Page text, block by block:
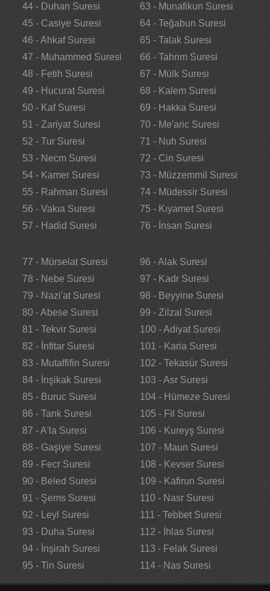
44 - Duhan Suresi
45 - Casiye Suresi
46 - Ahkaf Suresi
47 - Muhammed Suresi
48 - Fetih Suresi
49 - Hucurat Suresi
50 - Kaf Suresi
51 - Zariyat Suresi
52 - Tur Suresi
53 - Necm Suresi
54 - Kamer Suresi
55 - Rahman Suresi
56 - Vakıa Suresi
57 - Hadid Suresi
63 - Munafikun Suresi
64 - Teğabun Suresi
65 - Talak Suresi
66 - Tahrim Suresi
67 - Mülk Suresi
68 - Kalem Suresi
69 - Hakka Suresi
70 - Me'aric Suresi
71 - Nuh Suresi
72 - Cin Suresi
73 - Müzzemmil Suresi
74 - Müdessir Suresi
75 - Kıyamet Suresi
76 - İnsan Suresi
77 - Mürselat Suresi
78 - Nebe Suresi
79 - Nazi'at Suresi
80 - Abese Suresi
81 - Tekvir Suresi
82 - İnfitar Suresi
83 - Mutaffifin Suresi
84 - İnşikak Suresi
85 - Buruc Suresi
86 - Tarık Suresi
87 - A'la Suresi
88 - Gaşiye Suresi
89 - Fecr Suresi
90 - Beled Suresi
91 - Şems Suresi
92 - Leyl Suresi
93 - Duha Suresi
94 - İnşirah Suresi
95 - Tin Suresi
96 - Alak Suresi
97 - Kadr Suresi
98 - Beyyine Suresi
99 - Zilzal Suresi
100 - Adiyat Suresi
101 - Karia Suresi
102 - Tekasür Suresi
103 - Asr Suresi
104 - Hümeze Suresi
105 - Fil Suresi
106 - Kureyş Suresi
107 - Maun Suresi
108 - Kevser Suresi
109 - Kafirun Suresi
110 - Nasr Suresi
111 - Tebbet Suresi
112 - İhlas Suresi
113 - Felak Suresi
114 - Nas Suresi